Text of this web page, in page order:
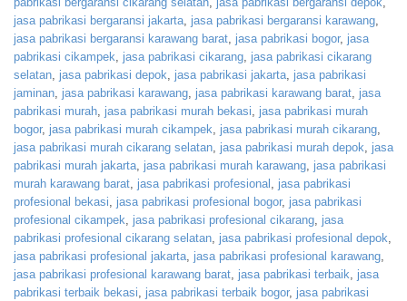
jasa pabrikasi bergaransi jakarta jasa pabrikasi bergaransi karawang
jasa pabrikasi bergaransi karawang barat jasa pabrikasi bogor, jasa
pabrikasi cikampek
jasa pabrikasi cikarang jasa pabrikasi cikarang
selatan jasa pabrikasi depok jasa pabrikasi jakarta jasa pabrikasi
jaminan jasa pabrikasi karawang jasa pabrikasi karawang barat jasa
pabrikasi murah jasa pabrikasi murah bekasi
jasa pabrikasi murah
bogor, jasa pabrikasi murah cikampek jasa pabrikasi murah cikarang
jasa pabrikasi murah cikarang selatan jasa pabrikasi murah depok
jasa
pabrikasi murah jakarta jasa pabrikasi murah karawang jasa pabrikasi
murah karawang barat jasa pabrikasi profesional
jasa pabrikasi
profesional bekasi
jasa pabrikasi profesional bogor, jasa pabrikasi
profesional cikampek
jasa pabrikasi profesional cikarang jasa
pabrikasi profesional cikarang selatan jasa pabrikasi profesional depok
jasa pabrikasi profesional jakarta jasa pabrikasi profesional karawang
jasa pabrikasi profesional karawang barat jasa pabrikasi terbaik
jasa
pabrikasi terbaik bekasi
jasa pabrikasi terbaik bogor, jasa pabrikasi